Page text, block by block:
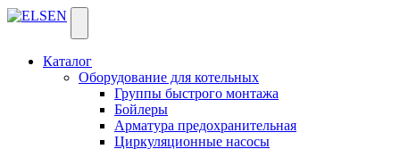
Каталог
Оборудование для котельных
Группы быстрого монтажа
Бойлеры
Арматура предохранительная
Циркуляционные насосы